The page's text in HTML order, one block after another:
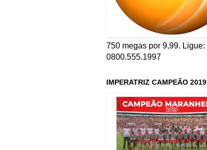
750 megas por 9,99. Ligue:
0800.555.1997
IMPERATRIZ CAMPEÃO 2019